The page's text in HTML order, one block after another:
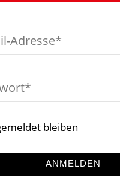
VIDEOS
BIBLIOTHEK
KRAN & BÜHNE
KONTAKT
Adresse
bleiben
ANMELDEN